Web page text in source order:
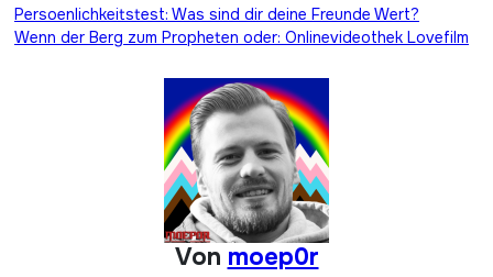
Beitragsnavigation
Persoenlichkeitstest: Was sind dir deine Freunde Wert?
Wenn der Berg zum Propheten oder: Onlinevideothek Lovefilm
Von moep0r